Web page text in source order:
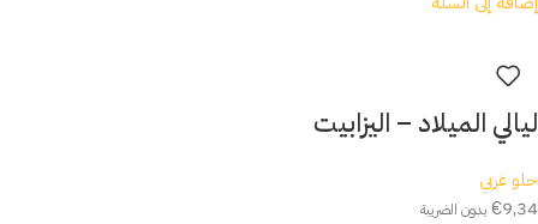
ليالي الميلاد – اليزابيت
حلو غربي
€9,34 بدون الضريبة